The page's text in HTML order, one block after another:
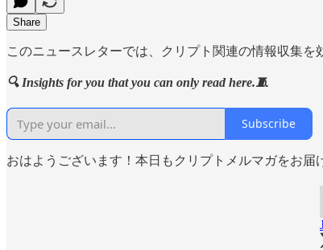
Share
このニュースレターでは、クリプト関連の情報収集
🔍 Insights for you that you can only read here.🧵
Subscribe
おはようございます！本日もクリプトメルマガをお届